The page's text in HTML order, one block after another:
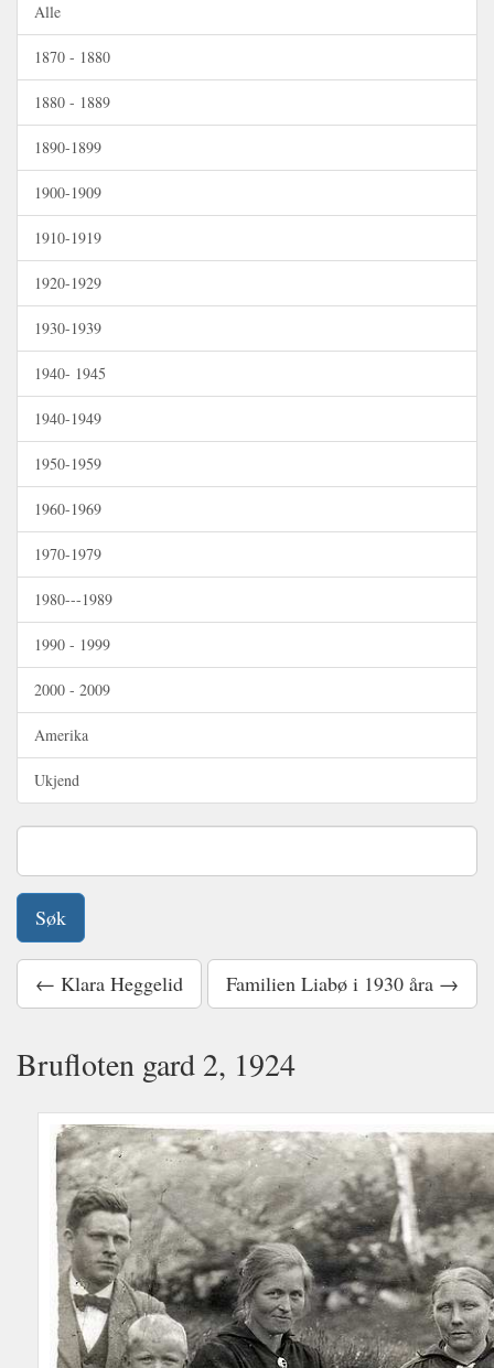
Alle
1870 - 1880
1880 - 1889
1890-1899
1900-1909
1910-1919
1920-1929
1930-1939
1940- 1945
1940-1949
1950-1959
1960-1969
1970-1979
1980---1989
1990 - 1999
2000 - 2009
Amerika
Ukjend
← Klara Heggelid Familien Liabø i 1930 åra →
Brufloten gard 2, 1924